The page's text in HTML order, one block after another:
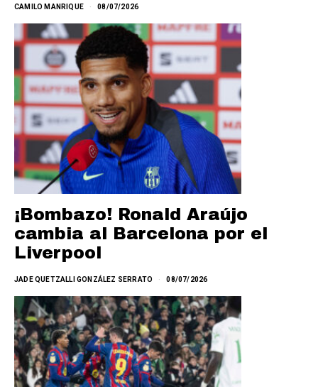
CAMILO MANRIQUE 08/07/2026
¡Bombazo! Ronald Araújo
cambia al Barcelona por el
Liverpool
JADE QUETZALLI GONZÁLEZ SERRATO 08/07/2026